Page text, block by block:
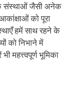
संस्थाओं जैसी अनेक
को पूरा
हमें साथ रहने के
को निभाने में
महत्त्वपूर्ण भूमिका